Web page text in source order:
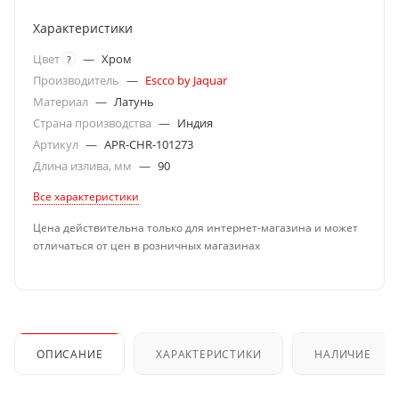
Характеристики
Цвет ? — Хром
Производитель — Escco by Jaquar
Материал — Латунь
Страна производства — Индия
Артикул — APR-CHR-101273
Длина излива, мм — 90
Все характеристики
Цена действительна только для интернет-магазина и может
отличаться от цен в розничных магазинах
ОПИСАНИЕ ХАРАКТЕРИСТИКИ НАЛИЧИЕ